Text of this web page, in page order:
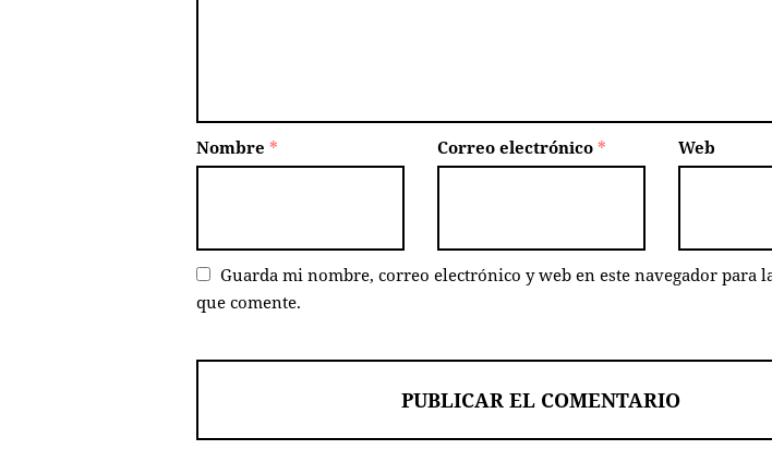
Nombre * Correo electrónico * Web
Guarda mi nombre, correo electrónico y web en este navegador para
que comente.